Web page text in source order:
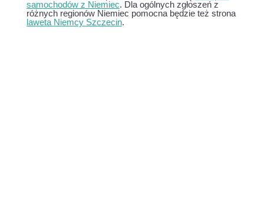
samochodów z Niemiec. Dla ogólnych zgłoszeń z
różnych regionów Niemiec pomocna będzie też strona
laweta Niemcy Szczecin.